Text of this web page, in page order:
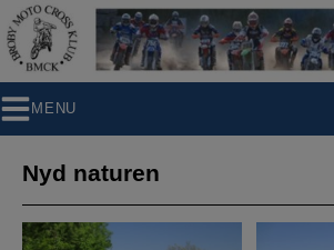
Hop
til
indholdet
MENU
Nyd naturen